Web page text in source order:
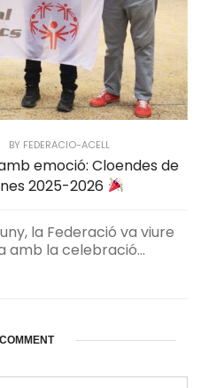
BY FEDERACIO-ACELL
emoció: Cloendes de
2025-2026
la Federació va viure
amb la celebració...